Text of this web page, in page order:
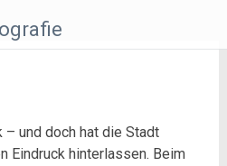
– und doch hat die Stadt
Eindruck hinterlassen. Beim